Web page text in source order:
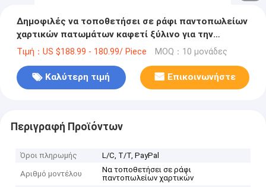
Δημοφιλές να τοποθετήσει σε ράφι παντοπωλείων
χαρτικών πατωμάτων καφετί ξύλινο για την
πώληση
Τιμή：US $188.99 - 180.99/ Piece MOQ：10 μονάδες
Καλύτερη τιμή Επικοινωνήστε
Περιγραφή Προϊόντων
Όροι πληρωμής L/C, T/T, PayPal
Αριθμό μοντέλου
Να τοποθετήσει σε ράφι
παντοπωλείων χαρτικών